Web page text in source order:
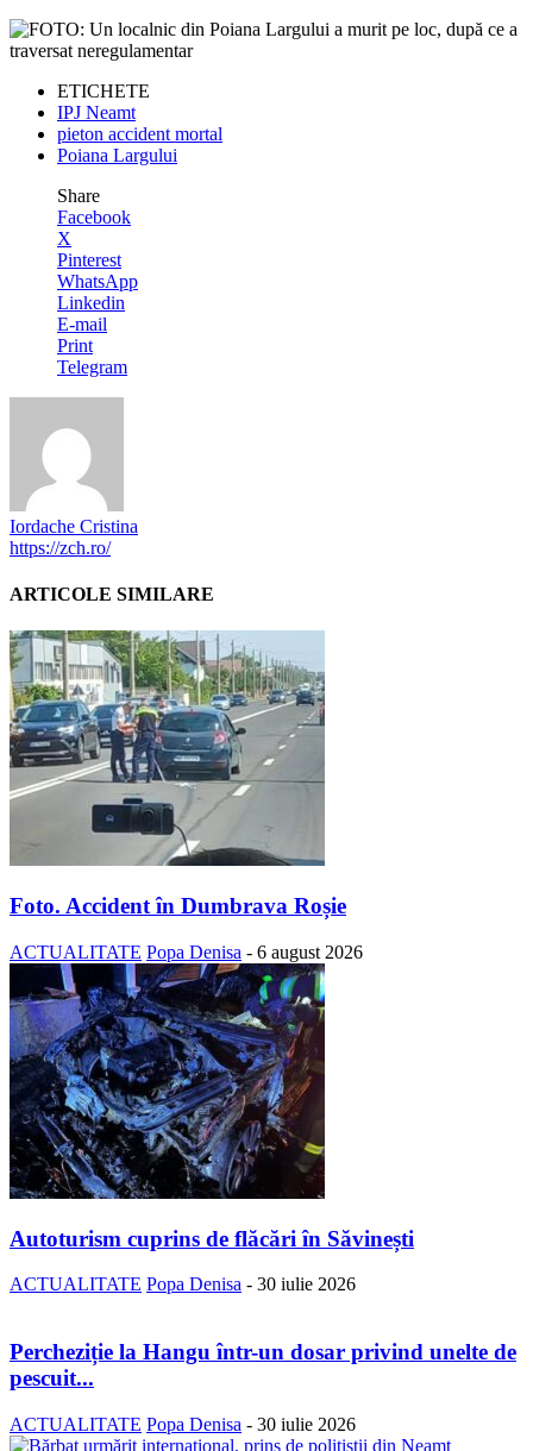
ETICHETE
IPJ Neamt
pieton accident mortal
Poiana Largului
Share
Facebook
X
Pinterest
WhatsApp
Linkedin
E-mail
Print
Telegram
Iordache Cristina
https://zch.ro/
ARTICOLE SIMILARE
Foto. Accident în Dumbrava Roșie
ACTUALITATE Popa Denisa - 6 august 2026
Autoturism cuprins de flăcări în Săvinești
ACTUALITATE Popa Denisa - 30 iulie 2026
Percheziție la Hangu într-un dosar privind unelte de
pescuit...
ACTUALITATE Popa Denisa - 30 iulie 2026